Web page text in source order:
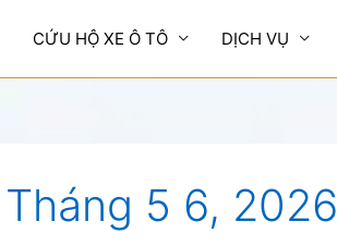
CỨU HỘ XE Ô TÔ DỊCH VỤ
Tháng 5 6, 2026